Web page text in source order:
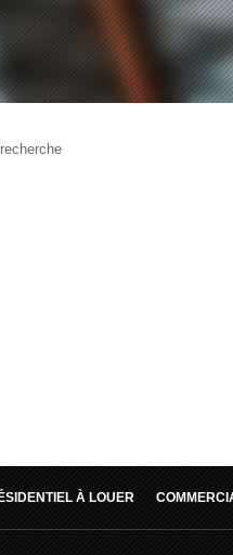
À LOUER